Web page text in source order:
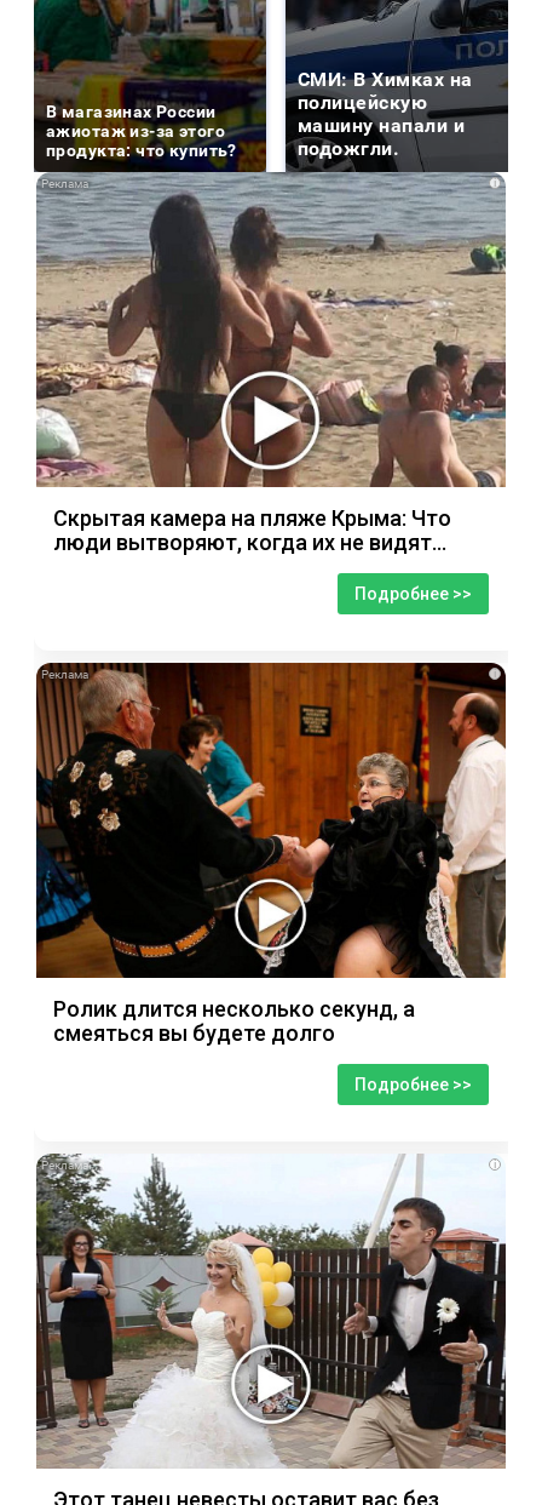
В магазинах России
ажиотаж из-за этого
продукта: что купить?
СМИ: В Химках на
полицейскую
машину напали и
подожгли.
i
Скрытая камера на пляже Крыма: Что
люди вытворяют, когда их не видят...
Подробнее >>
i
Ролик длится несколько секунд, а
смеяться вы будете долго
Подробнее >>
i
Этот танец невесты оставит вас без